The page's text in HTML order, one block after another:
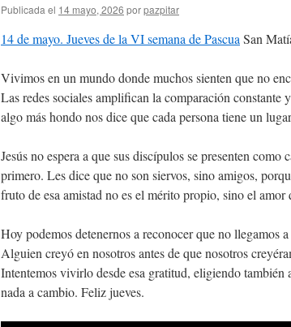
Publicada el 14 mayo, 2026 porpazpitar
14 de mayo. Jueves de la VI semana de Pascua San
Vivimos en un mundo donde muchos sienten que no
Las redes sociales amplifican la comparación constante
algo más hondo nos dice que cada persona tiene un
Jesús no espera a que sus discípulos se presenten
primero. Les dice que no son siervos, sino amigos,
fruto de esa amistad no es el mérito propio, sino el amor
Hoy podemos detenernos a reconocer que no llegamos
Alguien creyó en nosotros antes de que nosotros
Intentemos vivirlo desde esa gratitud, eligiendo también
nada a cambio. Feliz jueves.